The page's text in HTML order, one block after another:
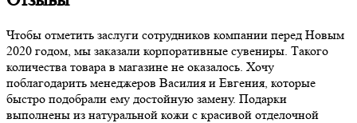
Чтобы отметить заслуги сотрудников компании перед Новым
2020 годом, мы заказали корпоративные сувениры. Такого
количества товара в магазине не оказалось. Хочу
поблагодарить менеджеров Василия и Евгения, которые
быстро подобрали ему достойную замену. Подарки
выполнены из натуральной кожи с красивой отделочной